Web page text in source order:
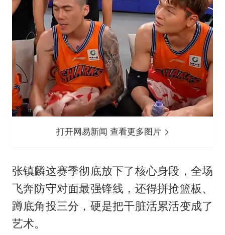
打开网易新闻 查看更多图片
张镇麟这赛季彻底放下了核心身段，全场
飞奔防守对面最强锋线，还得拼抢篮板、
蹲底角投三分，硬是把干脏活累活变成了
艺术。